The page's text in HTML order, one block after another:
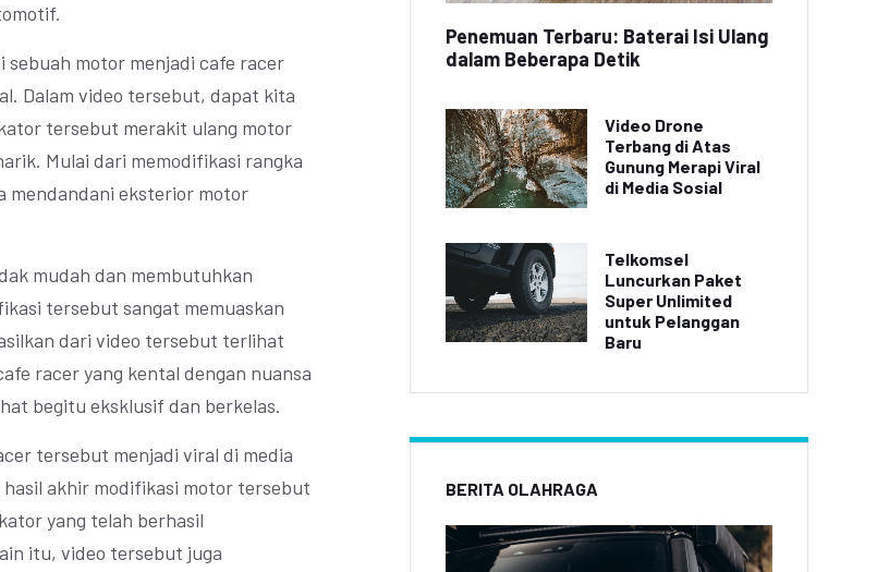
motor menjadi cafe racer
Dalam video tersebut, dapat kita
tersebut merakit ulang motor
Mulai dari memodifikasi rangka
mendandani eksterior motor
mudah dan membutuhkan
tersebut sangat memuaskan
dari video tersebut terlihat
racer yang kental dengan nuansa
begitu eksklusif dan berkelas.
tersebut menjadi viral di media
akhir modifikasi motor tersebut
yang telah berhasil
itu, video tersebut juga
Penemuan Terbaru: Baterai Isi Ulang
dalam Beberapa Detik
Video Drone
Terbang di Atas
Gunung Merapi Viral
di Media Sosial
Telkomsel
Luncurkan Paket
Super Unlimited
untuk Pelanggan
Baru
BERITA OLAHRAGA